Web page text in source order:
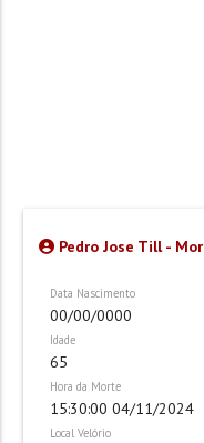
Pedro Jose Till -
Data Nascimento
00/00/0000
Idade
65
Hora da Morte
15:30:00 04/11/2024
Local Velório